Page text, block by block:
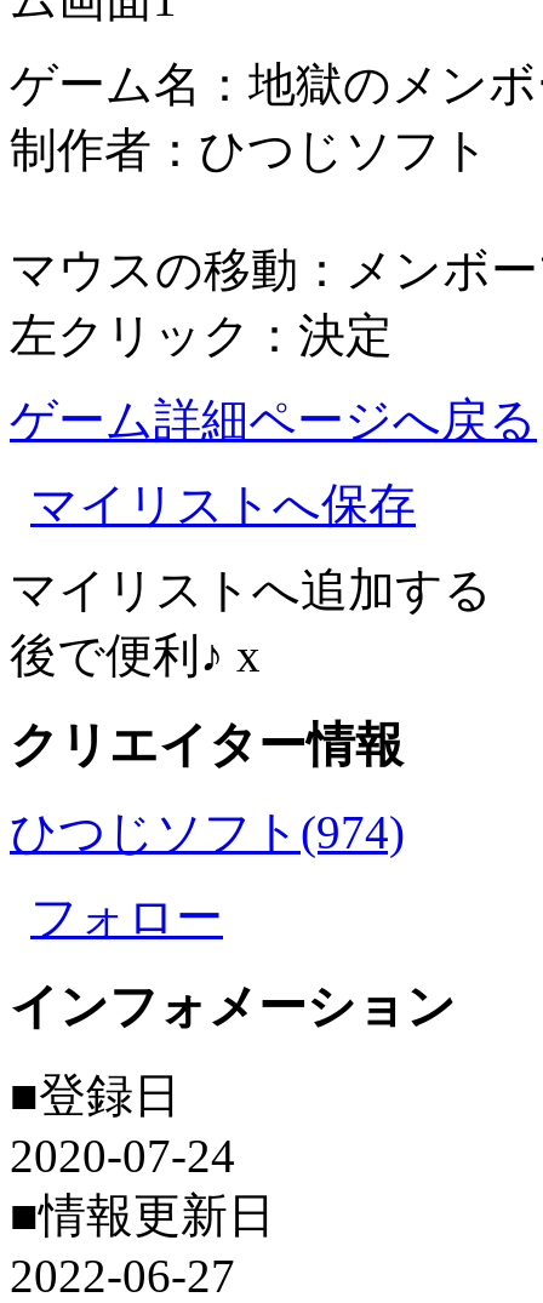
ゲーム名：地獄のメン
制作者：ひつじソフト
マウスの移動：メンボ
左クリック：決定
ゲーム詳細ページへ戻る
マイリストへ保存
マイリストへ追加する
後で便利♪ x
クリエイター情報
ひつじソフト(974)
フォロー
インフォメーション
■登録日
2020-07-24
■情報更新日
2022-06-27